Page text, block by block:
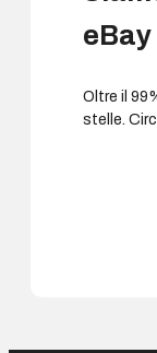
eBay
Oltre il
stelle.